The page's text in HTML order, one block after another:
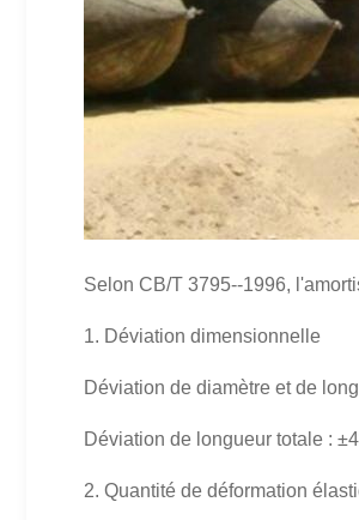
Selon CB/T 3795--1996,
1. Déviation dimensionnelle
Déviation de diamètre et de
Déviation de longueur totale :
2. Quantité de déformation